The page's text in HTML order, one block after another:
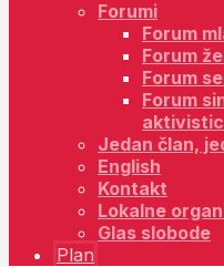
Forumi
Forum
Forum
Forum
Forum
Jedan član,
English
Kontakt
Lokalne
Glas slobode
Plan